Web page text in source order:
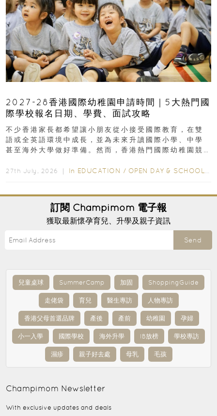
2027-28香港國際幼稚園申請時間｜5大熱門國
際學校報名日期、學費、面試攻略
不少香港家長都希望讓小朋友從小接受國際教育，在雙
語或全英語環境中成長，並為未來升讀國際小學、中學
甚至海外大學做好準備。然而，香港熱門國際幼稚園競
27th July, 2026 ｜ In EDUCATION / OPEN DAY & SCHOOL EVENTS
訂閱 Champimom 電子報
獲取最新懷孕育兒、升學及親子資訊
Send
兒童桌球 SummerCamp 加固 ShoppingGuide
走佬袋 育兒 醫生專訪 人物專訪
香港父母首選品牌 產後 產前 幼稚園 孕婦
小一入學 國際學校 海外升學 IB放榜 學校專訪
濕疹 親子好去處 母乳 毛孩
Champimom Newsletter
With exclusive updates and deals